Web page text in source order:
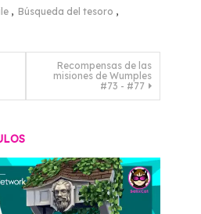
, Búsqueda del tesoro ,
Recompensas de las
misiones de Wumples
#73 - #77